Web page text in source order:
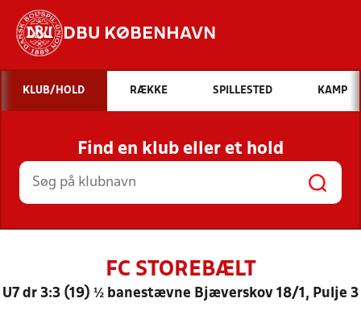
DBU KØBENHAVN
Hvad vil du søge efter?
INDHOLD OG NYHEDER
STILLINGER, RESULTATER, KLUBBER OG
HOLD
KLUB/HOLD RÆKKE SPILLESTED KAMP
Find en klub eller et hold
FC STOREBÆLT
U7 dr 3:3 (19) ½ banestævne Bjæverskov 18/1, Pulje 3